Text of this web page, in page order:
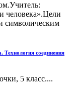
символическим
соединения
5 класс....